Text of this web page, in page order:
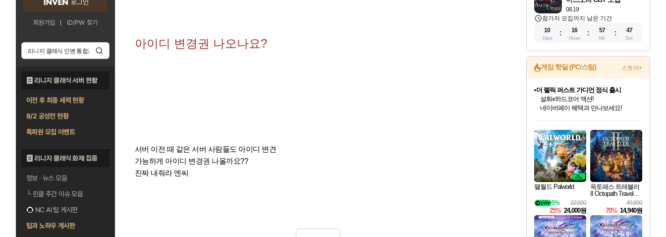
로그인
회원가입 ID/PW 찾기
리니지 클래식 서버 현황
이전 후 최종 세력 현황
8/2 공성전 현황
특파원 모집 이벤트
리니지 클래식 화제 집중
정보 · 뉴스 모음
└린클 주간 이슈 모음
NC AI 팁 게시판
팁과 노하우 게시판
아이디 변경권 나오나요?
서버 이전 때 같은 서버 사람들도 아이디 변견
가능하게 아이디 변경권 나올까요??
진짜 내줘라 엔씨
08.19
참가자 모집까지 남은 기간
10
Days
16
Hours
57
Min
46
Sec
게임 핫딜 (PC/스팀) 스토어+
최대 90% 할인가를 만나보세요!
네이버혜택과 함께 만나보세요!
50%할인&추가 적립까지!
네이버 포인트 혜택까지!
이니&베니 혜택까지!
네이버 혜택가와 함께 예약하세요!
할인&네이버혜택으로 만나보세요!
더 렐릭 퍼스트 가디언 정식 출시
설화x하드코어 액션!
네이버페이 혜택과 만나보세요!
40주년 프로모션으로 만나보세요!
할인가에 만나보세요!
일부 에디션 상시 할인!
혜택으로 예약 판매 중
편안하게 충전하세요
팰월드 Palworld
32,000
5%
25% 24,000원
옥토패스 트래블러
II Octopath Traveler I
49,800
70% 14,940원